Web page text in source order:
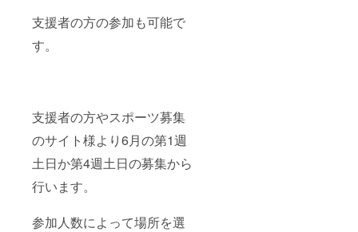
支援者の方の参加も可能で
す。
支援者の方やスポーツ募集
のサイト様より6月の第1週
土日か第4週土日の募集から
行います。
参加人数によって場所を選